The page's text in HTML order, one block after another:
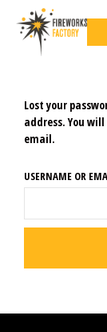
Lost your
address. You
email.
USERNAME OR